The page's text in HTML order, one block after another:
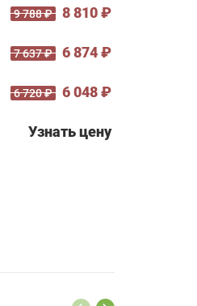
9 788 ₽ 8 810 ₽
7 637 ₽ 6 874 ₽
6 720 ₽ 6 048 ₽
Узнать цену